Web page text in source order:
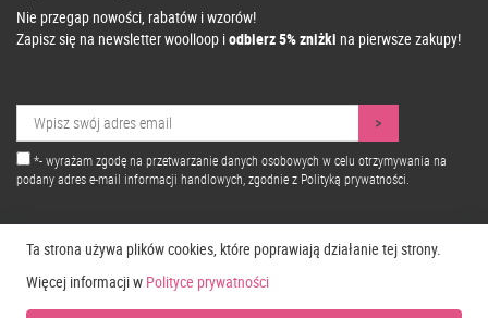
Nie przegap nowości, rabatów i wzorów!
Zapisz się na newsletter woolloop iodbierz 5% zniżki na pierwsze zakupy!
*- wyrażam zgodę na przetwarzanie danych osobowych w celu otrzymywania na
podany adres e-mail informacji handlowych, zgodnie z Polityką prywatności.
Ta strona używa plików cookies, które poprawiają działanie tej strony.
Więcej informacji w Polityce prywatności